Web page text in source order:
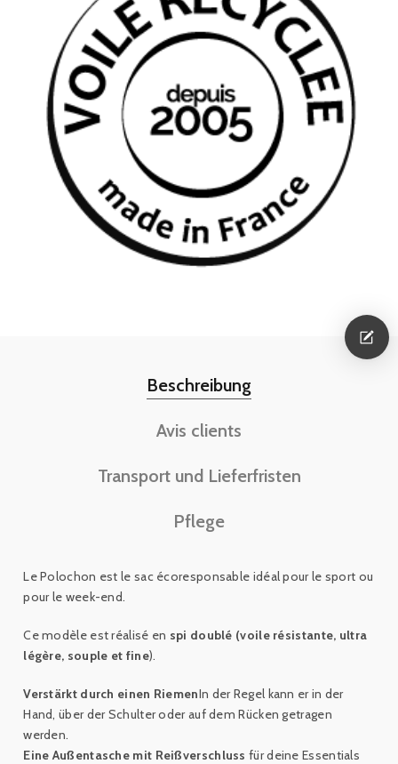
Beschreibung
Avis clients
Transport und Lieferfristen
Pflege
Le Polochon est le sac écoresponsable idéal pour le sport ou
pour le week-end.
Ce modèle est réalisé en spi doublé (voile résistante, ultra
légère, souple et fine).
Verstärkt durch einen RiemenIn der Regel kann er in der
Hand, über der Schulter oder auf dem Rücken getragen
werden.
Eine Außentasche mit Reißverschluss für deine Essentials